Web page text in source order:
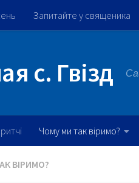
Запитайте у священика
с. Гвізд
Чому ми так віримо?
ВІРИМО?